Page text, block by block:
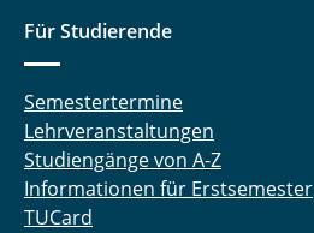
Für Studierende
Semestertermine
Lehrveranstaltungen
Studiengänge von A-Z
Informationen für Erstsemester
TUCard